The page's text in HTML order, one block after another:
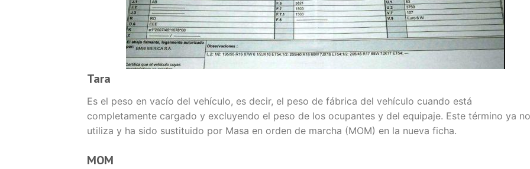
Tara
Es el peso en vacío del vehículo, es decir, el peso de fábrica del vehículo cuando está
completamente cargado y excluyendo el peso de los ocupantes y del equipaje. Este término ya
utiliza y ha sido sustituido por Masa en orden de marcha (MOM) en la nueva ficha.
MOM